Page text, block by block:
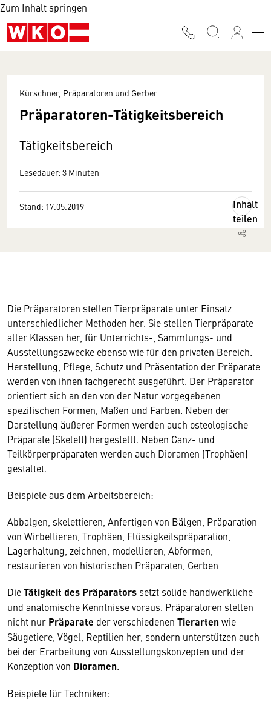
Zum Inhalt springen
Kürschner, Präparatoren und Gerber
Präparatoren-Tätigkeitsbereich
Tätigkeitsbereich
Lesedauer: 3 Minuten
Stand: 17.05.2019
Inhalt
teilen
Die Präparatoren stellen Tierpräparate unter Einsatz
unterschiedlicher Methoden her. Sie stellen Tierpräparate
aller Klassen her, für Unterrichts-, Sammlungs- und
Ausstellungszwecke ebenso wie für den privaten Bereich.
Herstellung, Pflege, Schutz und Präsentation der Präparate
werden von ihnen fachgerecht ausgeführt. Der Präparator
orientiert sich an den von der Natur vorgegebenen
spezifischen Formen, Maßen und Farben. Neben der
Darstellung äußerer Formen werden auch osteologische
Präparate (Skelett) hergestellt. Neben Ganz- und
Teilkörperpräparaten werden auch Dioramen (Trophäen)
gestaltet.
Beispiele aus dem Arbeitsbereich:
Abbalgen, skelettieren, Anfertigen von Bälgen, Präparation
von Wirbeltieren, Trophäen, Flüssigkeitspräparation,
Lagerhaltung, zeichnen, modellieren, Abformen,
restaurieren von historischen Präparaten, Gerben
DieTätigkeit des Präparators setzt solide handwerkliche
und anatomische Kenntnisse voraus. Präparatoren stellen
nicht nur Präparate der verschiedenen Tierarten wie
Säugetiere, Vögel, Reptilien her, sondern unterstützen auch
bei der Erarbeitung von Ausstellungskonzepten und der
Konzeption von Dioramen.
Beispiele für Techniken: